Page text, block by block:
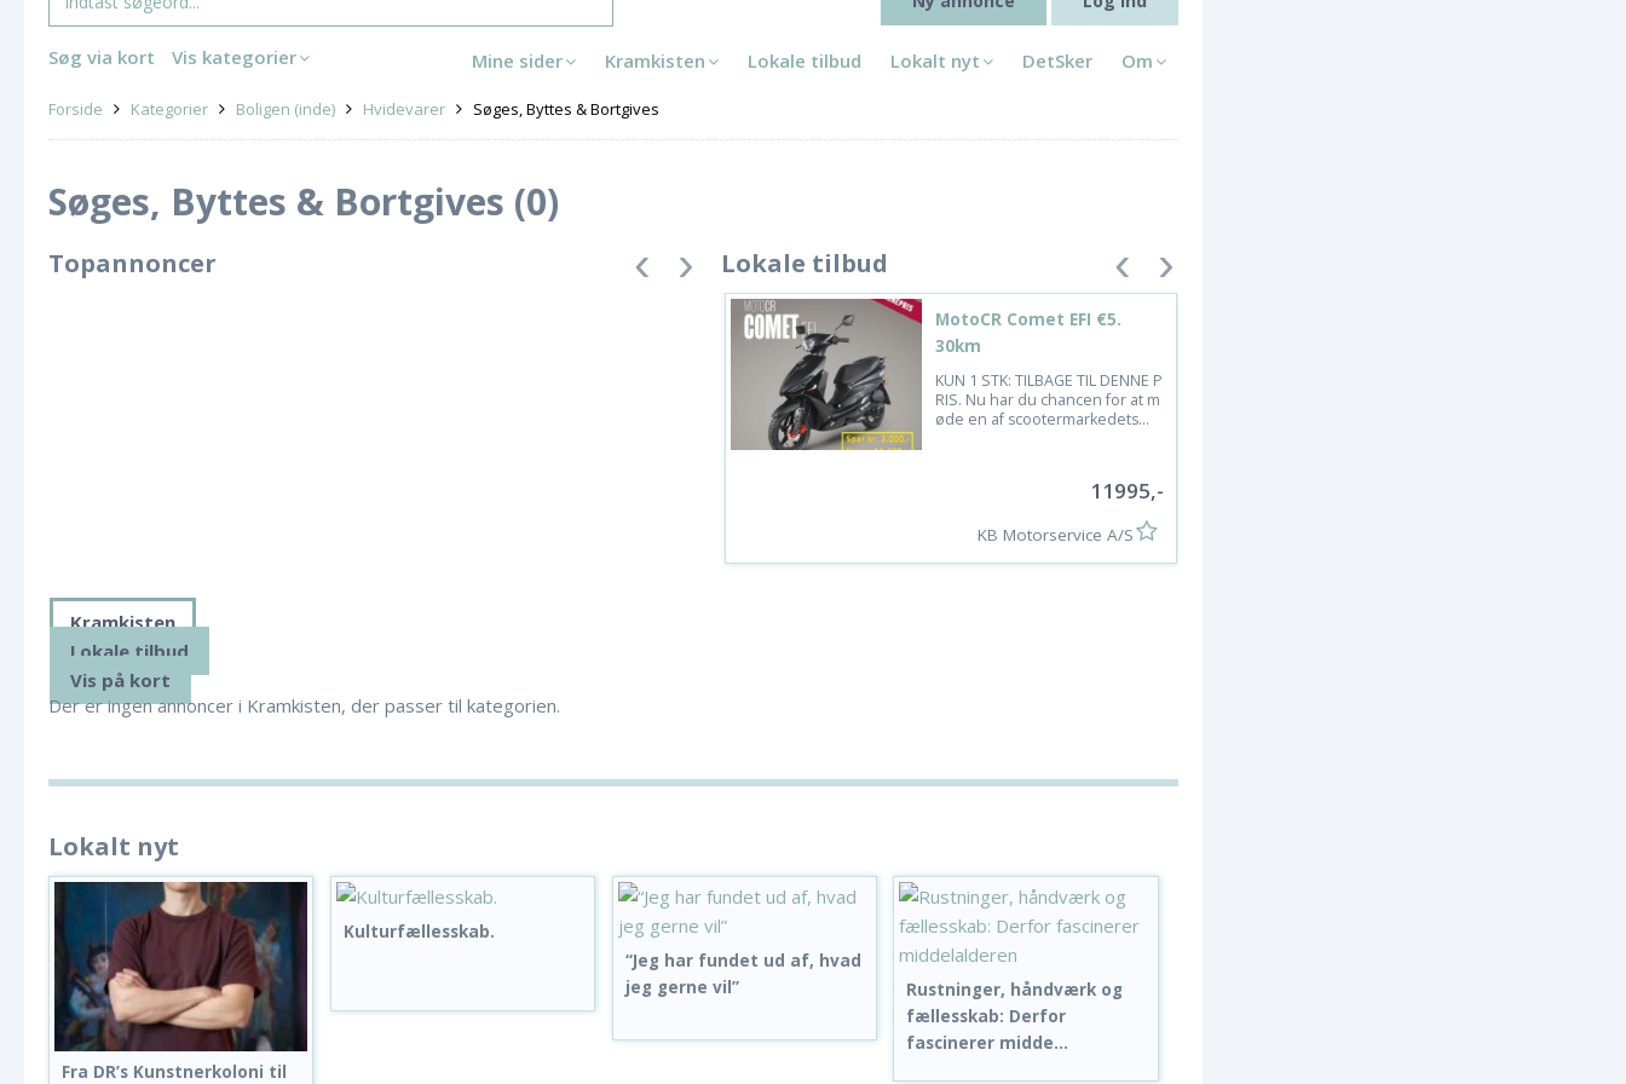
Mine sider Kramkisten Lokale tilbud Lokalt nyt DetSker Om
Søg via kort Vis kategorier
Forside Kategorier Boligen (inde) Hvidevarer Søges, Byttes & Bortgives
Søges, Byttes & Bortgives (0)
Topannoncer Lokale tilbud
MotoCR Comet EFI €5.
30km
KUN 1 STK: TILBAGE TIL DENNE P
RIS. Nu har du chancen for at m
øde en af scootermarkedets...
11995,-
KB Motorservice A/S
Kramkisten
Lokale tilbud
Vis på kort
Der er ingen annoncer i Kramkisten, der passer til kategorien.
Lokalt nyt
Fra DR’s Kunstnerkoloni til
Kulturfællesskab.
“Jeg har fundet ud af, hvad
jeg gerne vil”
Rustninger, håndværk og
fællesskab: Derfor
fascinerer midde...